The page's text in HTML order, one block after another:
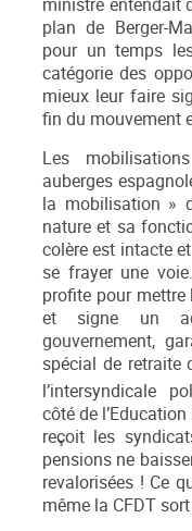
ministre entendait
plan de Berger-
pour un temps
catégorie des
mieux leur faire
fin du mouvement
Les
auberges
la mobilisation »
nature et sa
colère est intacte
se frayer une
profite pour mettre
et signe un
gouvernement,
spécial de retraite
l’intersyndicale
côté de
reçoit les
pensions ne
revalorisées ! Ce
même la CFDT